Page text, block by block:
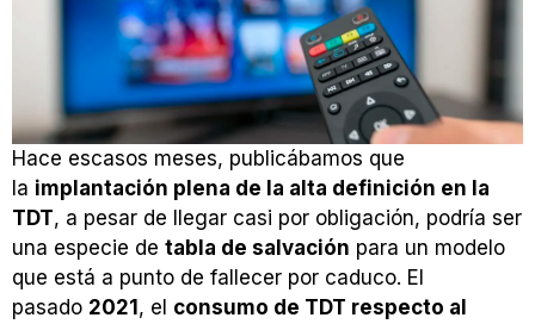
Hace escasos meses, publicábamos que
la implantación plena de la alta definición en la
TDT, a pesar de llegar casi por obligación, podría ser
una especie de tabla de salvación para un modelo
que está a punto de fallecer por caduco. El
pasado 2021 , el consumo de TDT respecto al